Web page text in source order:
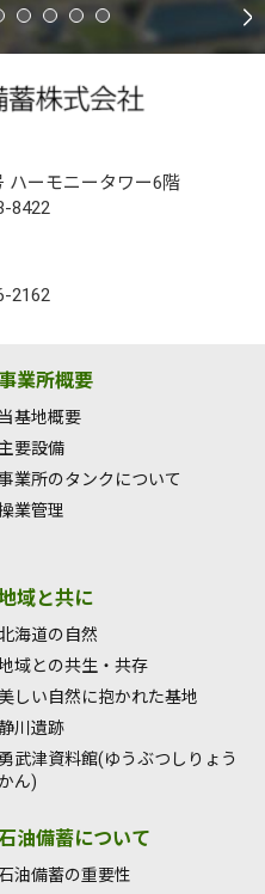
ハーモニータワー6階
8422
2162
業所概要
当基地概要
主要設備
業所のタンクについて
業管理
域と共に
海道の自然
域との共生・共存
しい自然に抱かれた基地
川遺跡
勇武津資料館(ゆうぶつしりょう
ん)
油備蓄について
油備蓄の重要性